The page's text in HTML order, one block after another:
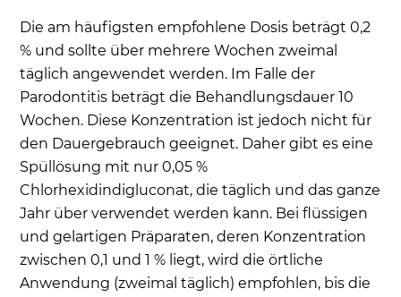
Die am häufigsten empfohlene Dosis beträgt 0,2
% und sollte über mehrere Wochen zweimal
täglich angewendet werden. Im Falle der
Parodontitis beträgt die Behandlungsdauer 10
Wochen. Diese Konzentration ist jedoch nicht für
den Dauergebrauch geeignet. Daher gibt es eine
Spüllösung mit nur 0,05 %
Chlorhexidindigluconat, die täglich und das ganze
Jahr über verwendet werden kann. Bei flüssigen
und gelartigen Präparaten, deren Konzentration
zwischen 0,1 und 1 % liegt, wird die örtliche
Anwendung (zweimal täglich) empfohlen, bis die